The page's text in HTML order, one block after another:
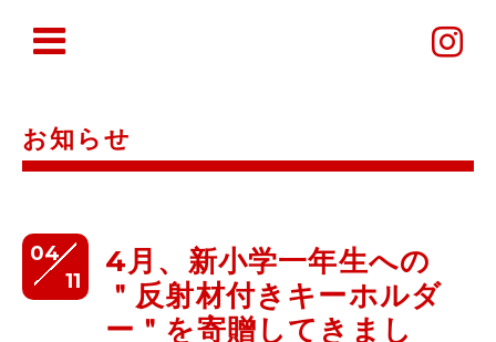
お知らせ
04
11
4月、新小学一年生への
＂反射材付きキーホルダ
ー＂を寄贈してきまし